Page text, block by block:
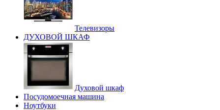
Телевизоры
ДУХОВОЙ ШКАФ
Духовой шкаф
Посудомоечная машина
Ноутбуки